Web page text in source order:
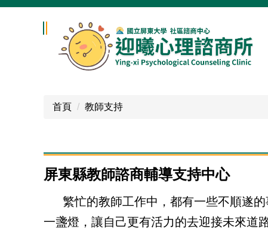
跳
首頁 教師支持
屏東縣教師諮商輔導支持中心
繁忙的教師工作中，都有一些不順遂
一盞燈，讓自己更有活力的去迎接未來道